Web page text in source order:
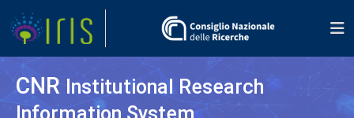
CNR Institutional Research